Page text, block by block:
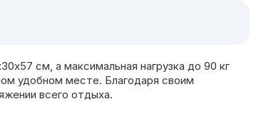
см, а максимальная нагрузка до 90 кг
удобном месте. Благодаря своим
всего отдыха.